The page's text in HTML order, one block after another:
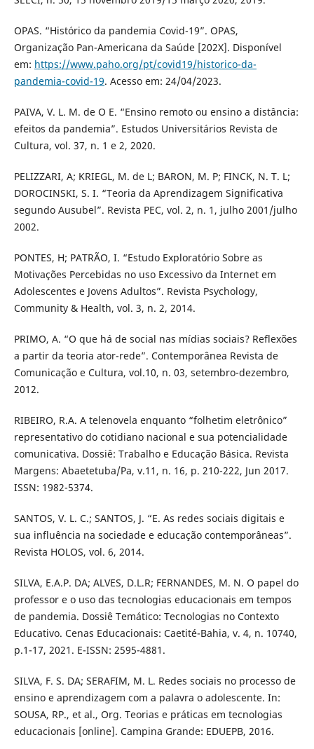
OPAS. “Histórico da pandemia Covid-19”. OPAS,
Organização Pan-Americana da Saúde [202X]. Disponível
em: https://www.paho.org/pt/covid19/historico-da-
pandemia-covid-19. Acesso em: 24/04/2023.
PAIVA, V. L. M. de O E. “Ensino remoto ou ensino a distância:
efeitos da pandemia”. Estudos Universitários Revista de
Cultura, vol. 37, n. 1 e 2, 2020.
PELIZZARI, A; KRIEGL, M. de L; BARON, M. P; FINCK, N. T. L;
DOROCINSKI, S. I. “Teoria da Aprendizagem Significativa
segundo Ausubel”. Revista PEC, vol. 2, n. 1, julho 2001/julho
2002.
PONTES, H; PATRÃO, I. “Estudo Exploratório Sobre as
Motivações Percebidas no uso Excessivo da Internet em
Adolescentes e Jovens Adultos”. Revista Psychology,
Community & Health, vol. 3, n. 2, 2014.
PRIMO, A. “O que há de social nas mídias sociais? Reflexões
a partir da teoria ator-rede”. Contemporânea Revista de
Comunicação e Cultura, vol.10, n. 03, setembro-dezembro,
2012.
RIBEIRO, R.A. A telenovela enquanto “folhetim eletrônico”
representativo do cotidiano nacional e sua potencialidade
comunicativa. Dossiê: Trabalho e Educação Básica. Revista
Margens: Abaetetuba/Pa, v.11, n. 16, p. 210-222, Jun 2017.
ISSN: 1982-5374.
SANTOS, V. L. C.; SANTOS, J. “E. As redes sociais digitais e
sua influência na sociedade e educação contemporâneas”.
Revista HOLOS, vol. 6, 2014.
SILVA, E.A.P. DA; ALVES, D.L.R; FERNANDES, M. N. O papel do
professor e o uso das tecnologias educacionais em tempos
de pandemia. Dossiê Temático: Tecnologias no Contexto
Educativo. Cenas Educacionais: Caetité-Bahia, v. 4, n. 10740,
p.1-17, 2021. E-ISSN: 2595-4881.
SILVA, F. S. DA; SERAFIM, M. L. Redes sociais no processo de
ensino e aprendizagem com a palavra o adolescente. In:
SOUSA, RP., et al., Org. Teorias e práticas em tecnologias
educacionais [online]. Campina Grande: EDUEPB, 2016.